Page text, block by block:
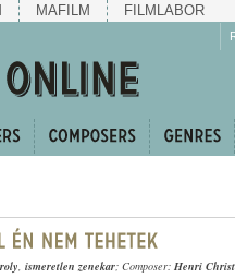
MAFILM FILMLABOR
, ismeretlen zenekar; Composer: Henri